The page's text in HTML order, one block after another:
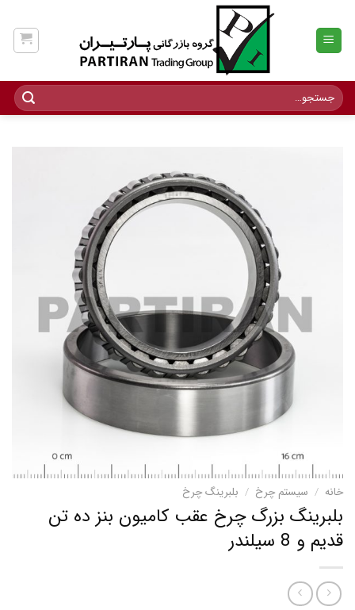
content
جستجو
برای:
خانه / سیستم چرخ / بلبرینگ چرخ
بلبرینگ بزرگ چرخ عقب کامیون بنز ده تن
قدیم و 8 سیلندر